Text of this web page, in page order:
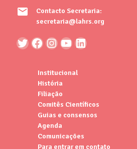
mail
Contacto Secretaria:
secretaria@lahrs.org
Institucional
História
Filiação
Comitês Científicos
Guias e consensos
Agenda
Comunicações
Para entrar em contato